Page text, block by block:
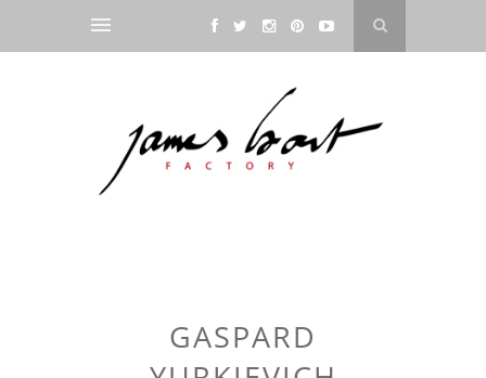
GASPARD